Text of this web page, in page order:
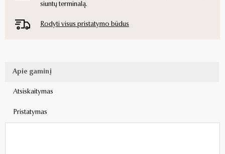
siuntų terminalą.
Rodyti visus pristatymo būdus
Apie gaminį
Atsiskaitymas
Pristatymas